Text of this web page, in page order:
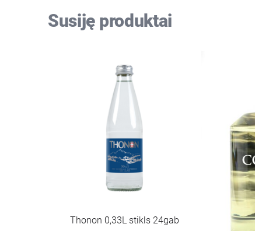
Susiję produktai
Thonon 0,33L stikls 24gab